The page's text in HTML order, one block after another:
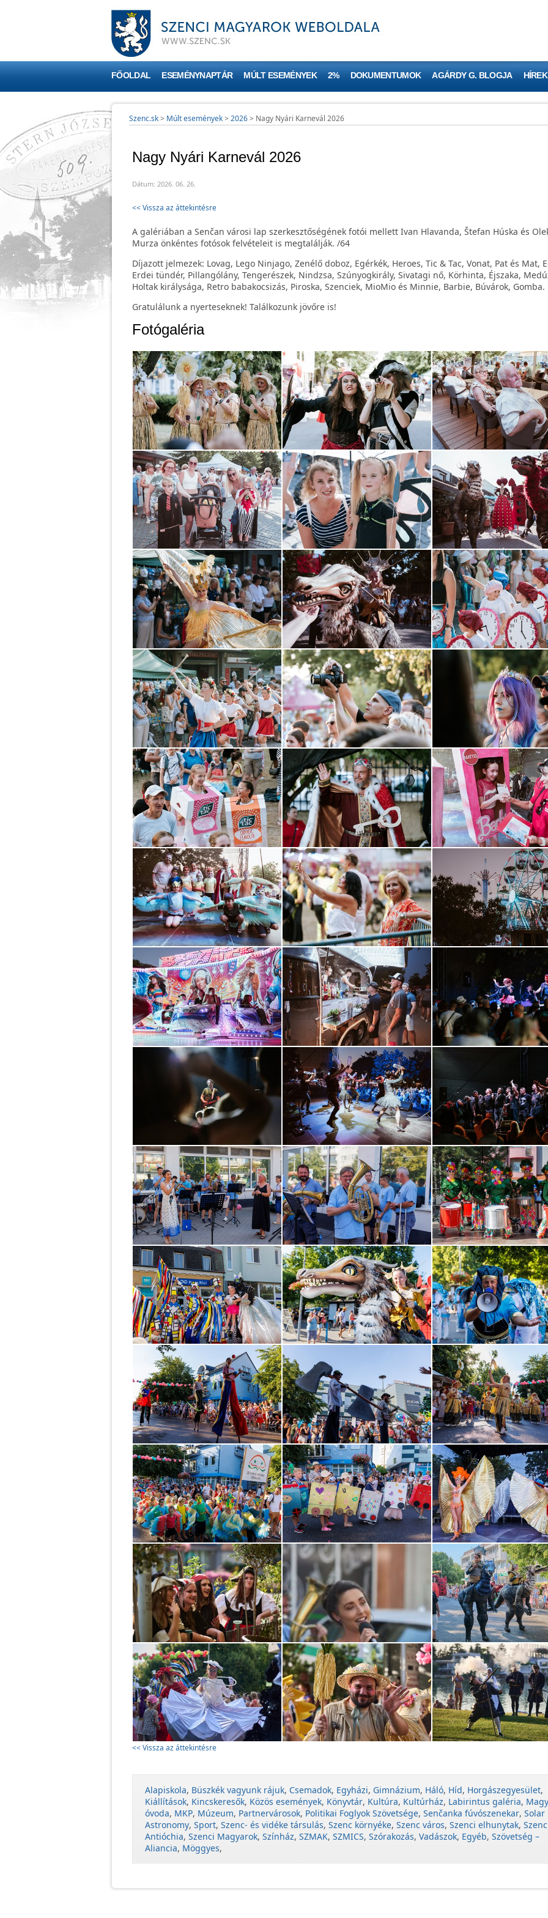
FŐOLDAL ESEMÉNYNAPTÁR MÚLT ESEMÉNYEK 2% DOKUMENTUMOK AGÁRDY G. BLOGJA HÍREK
Szenc.sk> Múlt események> 2026> Nagy Nyári Karnevál 2026
Nagy Nyári Karnevál 2026
Dátum: 2026. 06. 26.
<< Vissza az áttekintésre
A galériában a Senčan városi lap szerkesztőségének fotói mellett Ivan Hlavanda, Štefan Húska és
Murza önkéntes fotósok felvételeit is megtalálják. /64
Díjazott jelmezek: Lovag, Lego Ninjago, Zenélő doboz, Egérkék, Heroes, Tic & Tac, Vonat, Pat és Mat,
Erdei tündér, Pillangólány, Tengerészek, Nindzsa, Szúnyogkirály, Sivatagi nő, Körhinta, Éjszaka,
Holtak királysága, Retro babakocsizás, Piroska, Szenciek, MioMio és Minnie, Barbie, Búvárok, Gomba.
Gratulálunk a nyerteseknek! Találkozunk jövőre is!
Fotógaléria
<< Vissza az áttekintésre
Alapiskola, Büszkék vagyunk rájuk, Csemadok, Egyházi, Gimnázium, Háló, Híd, Horgászegyesület,
Kiállítások, Kincskeresők, Közös események, Könyvtár, Kultúra, Kultúrház, Labirintus galéria,
óvoda, MKP, Múzeum, Partnervárosok, Politikai Foglyok Szövetsége, Senčanka fúvószenekar, Solar
Astronomy, Sport, Szenc- és vidéke társulás, Szenc környéke, Szenc város, Szenci elhunytak,
Antióchia, Szenci Magyarok, Színház, SZMAK, SZMICS, Szórakozás, Vadászok, Egyéb, Szövetség –
Aliancia, Möggyes,